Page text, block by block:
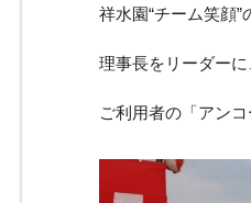
祥水園“チーム笑顔”
理事長をリーダーに
ご利用者の「アン